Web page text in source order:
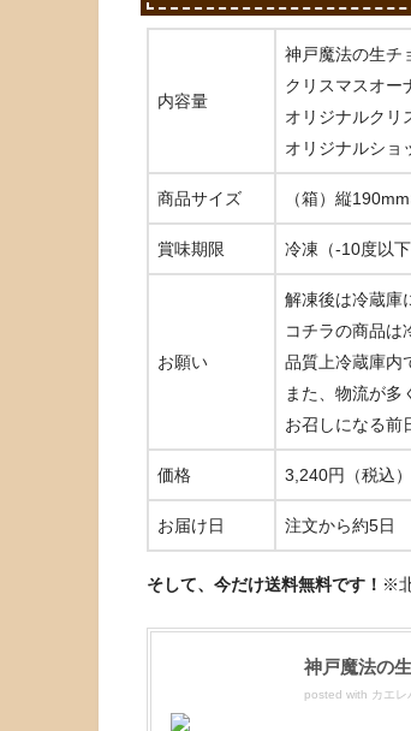
内容量
神戸魔法の生チ
クリスマスオー
オリジナルクリ
オリジナルショ
商品サイズ （箱）縦
賞味期限 冷凍（-10度以下
お願い
解凍後は冷蔵庫
コチラの商品は
品質上冷蔵庫内
また、物流が多
お召しになる前
価格 3,240円（税込）
お届け日 注文から約5日
そして、今だけ送料無料です！ ※
神戸魔法の
posted with カエレ